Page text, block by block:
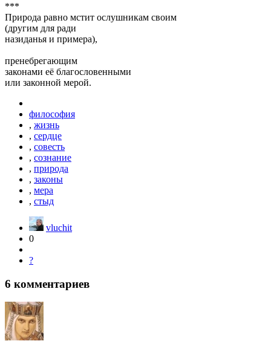
***
Природа равно мстит ослушникам своим
(другим для ради
назиданья и примера),
пренебрегающим
законами её благословенными
или законной мерой.
философия
, жизнь
, сердце
, совесть
, сознание
, природа
, законы
, мера
, стыд
vluchit
0
?
6 комментариев